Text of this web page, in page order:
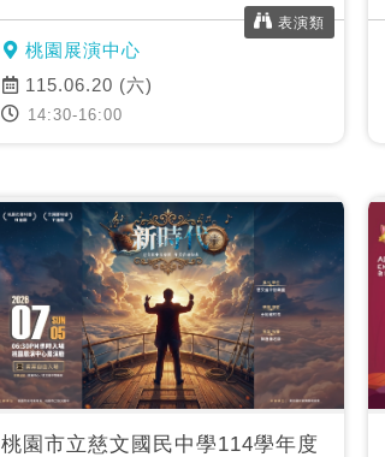
桃園展演中心
表演類
115.06.20 (六)
14:30-16:00
桃園市立慈文國民中學114學年度